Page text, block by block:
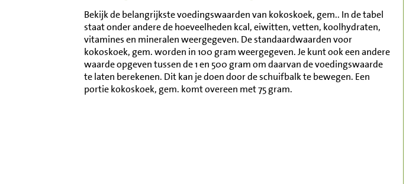
Bekijk de belangrijkste voedingswaarden van kokoskoek, gem.. In de tabel
staat onder andere de hoeveelheden kcal, eiwitten, vetten, koolhydraten,
vitamines en mineralen weergegeven. De standaardwaarden voor
kokoskoek, gem. worden in 100 gram weergegeven. Je kunt ook een andere
waarde opgeven tussen de 1 en 500 gram om daarvan de voedingswaarde
te laten berekenen. Dit kan je doen door de schuifbalk te bewegen. Een
portie kokoskoek, gem. komt overeen met 75 gram.